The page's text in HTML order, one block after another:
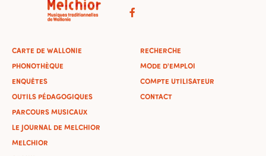
CARTE DE WALLONIE
PHONOTHÈQUE
ENQUÊTES
OUTILS PÉDAGOGIQUES
PARCOURS MUSICAUX
LE JOURNAL DE MELCHIOR
MELCHIOR
RECHERCHE
MODE D'EMPLOI
COMPTE UTILISATEUR
CONTACT